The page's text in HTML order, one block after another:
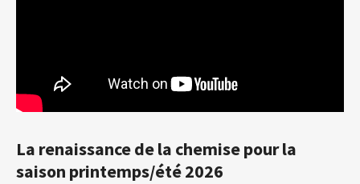
La renaissance de la chemise pour la
saison printemps/été 2026